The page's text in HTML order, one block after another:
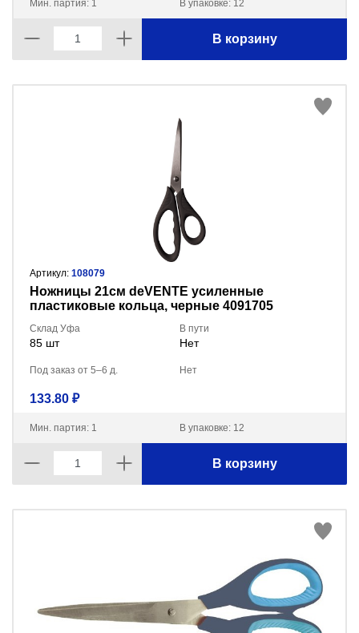
Мин. партия: 1 В упаковке: 12
В корзину
Артикул: 108079
Ножницы 21см deVENTE усиленные
пластиковые кольца, черные 4091705
Склад Уфа
85 шт
В пути
Нет
Под заказ от 5–6 д. Нет
133.80 ₽
Мин. партия: 1 В упаковке: 12
В корзину